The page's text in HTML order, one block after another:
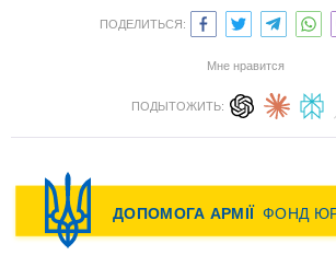
ПОДЕЛИТЬСЯ:
Мне нравится
ПОДЫТОЖИТЬ: